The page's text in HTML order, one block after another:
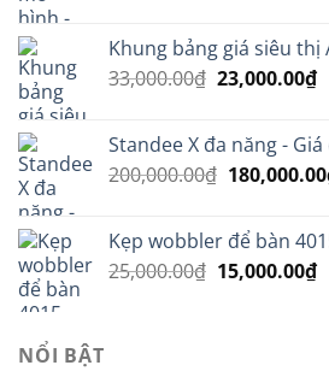
Khung bảng giá siêu thị
33,000.00₫ Giá
33,000.00₫.
23,000.00₫
Standee X đa năng -
200,000.00₫ Giá
180,000.00
Kẹp wobbler để bàn
25,000.00₫ Giá
15,000.00₫
NỔI BẬT